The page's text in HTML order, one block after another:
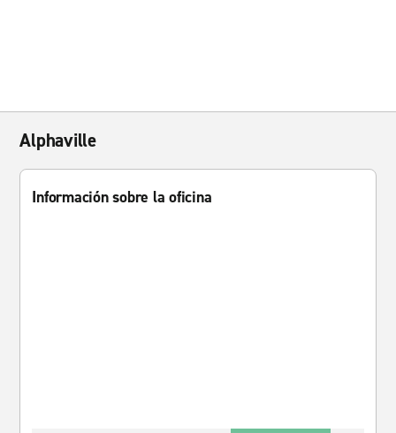
Alphaville
Información sobre la oficina